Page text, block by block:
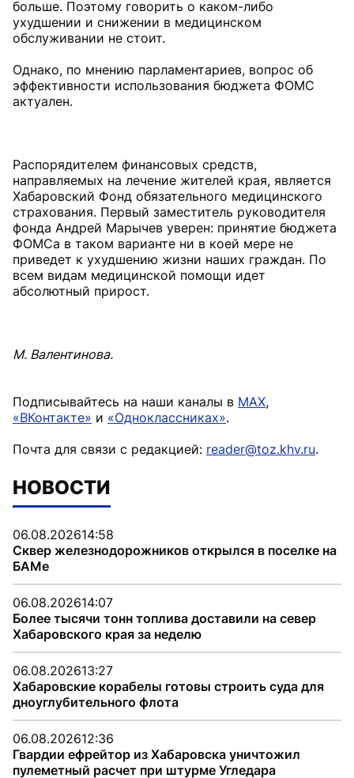
больше. Поэтому говорить о каком-либо
ухудшении и снижении в медицинском
обслуживании не стоит.
Однако, по мнению парламентариев, вопрос об
эффективности использования бюджета ФОМС
актуален.
Распорядителем финансовых средств,
направляемых на лечение жителей края, является
Хабаровский Фонд обязательного медицинского
страхования. Первый заместитель руководителя
фонда Андрей Марычев уверен: принятие бюджета
ФОМСа в таком варианте ни в коей мере не
приведет к ухудшению жизни наших граждан. По
всем видам медицинской помощи идет
абсолютный прирост.
М. Валентинова.
Подписывайтесь на наши каналы в MAX,
«ВКонтакте» и «Одноклассниках».
Почта для связи с редакцией: reader@toz.khv.ru.
НОВОСТИ
06.08.202614:58
Сквер железнодорожников открылся в поселке на
БАМе
06.08.202614:07
Более тысячи тонн топлива доставили на север
Хабаровского края за неделю
06.08.202613:27
Хабаровские корабелы готовы строить суда для
дноуглубительного флота
06.08.202612:36
Гвардии ефрейтор из Хабаровска уничтожил
пулеметный расчет при штурме Угледара